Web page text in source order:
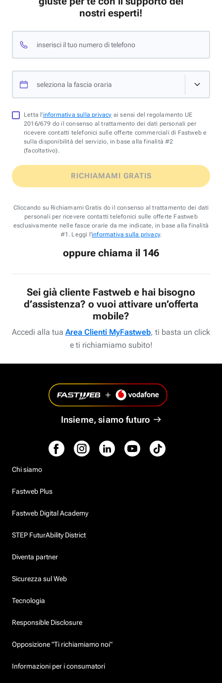
nostri esperti!
inserisci il tuo numero di telefono
seleziona la fascia oraria
Letta l'informativa sulla privacy ai sensi del regolamento UE
2016/679 do il consenso al trattamento dei dati personali per
ricevere contatti telefonici sulle offerte commerciali di Fastweb e
sulla disponibilità del servizio, in base alla finalità #2
(facoltativo).
RICHIAMAMI GRATIS
Cliccando su Richiamami Gratis do il consenso al trattamento dei dati
personali per ricevere contatti telefonici sulle offerte Fastweb
esclusivamente nelle fasce orarie da me indicate, in base alla finalità
#1. Leggi l'informativa sulla privacy.
oppure chiama il 146
Sei già cliente Fastweb e hai bisogno
d’assistenza? o vuoi attivare un’offerta
mobile?
Accedi alla tua Area Clienti MyFastweb, ti basta un click
e ti richiamiamo subito!
Insieme, siamo futuro
Chi siamo
Fastweb Plus
Fastweb Digital Academy
STEP FuturAbility District
Diventa partner
Sicurezza sul Web
Tecnologia
Responsible Disclosure
Opposizione "Ti richiamiamo noi"
Informazioni per i consumatori